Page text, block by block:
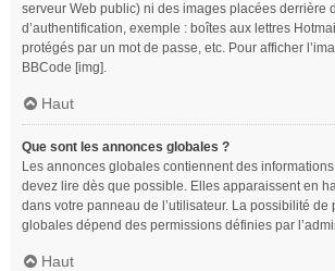
serveur Web public) ni des images placées derrière
d’authentification, exemple : boîtes aux lettres
protégés par un mot de passe, etc. Pour afficher
BBCode [img].
Haut
Que sont les annonces globales ?
Les annonces globales contiennent des
devez lire dès que possible. Elles apparaissent en
dans votre panneau de l’utilisateur. La possibilité
globales dépend des permissions définies par
Haut